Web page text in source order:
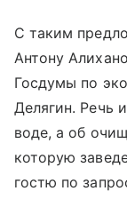
С таким
Антону
Госдумы по
Делягин. Речь
воде, а об
которую
гостю по